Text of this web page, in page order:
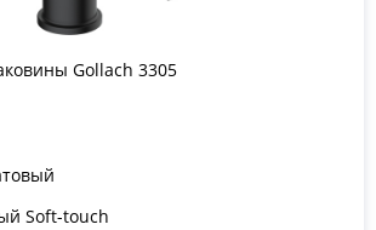
Gollach 3305
Soft-touch